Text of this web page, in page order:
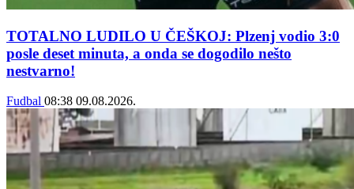
TOTALNO LUDILO U ČEŠKOJ: Plzenj vodio 3:0
posle deset minuta, a onda se dogodilo nešto
nestvarno!
Fudbal 08:38 09.08.2026.